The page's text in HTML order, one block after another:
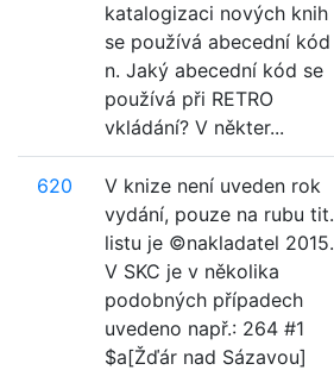
katalogizaci nových knih
se používá abecední kód
n. Jaký abecední kód se
používá při RETRO
vkládání? V někter...
620
V knize není uveden rok
vydání, pouze na rubu tit.
listu je ©nakladatel 2015.
V SKC je v několika
podobných případech
uvedeno např.: 264 #1
$a[Žďár nad Sázavou]